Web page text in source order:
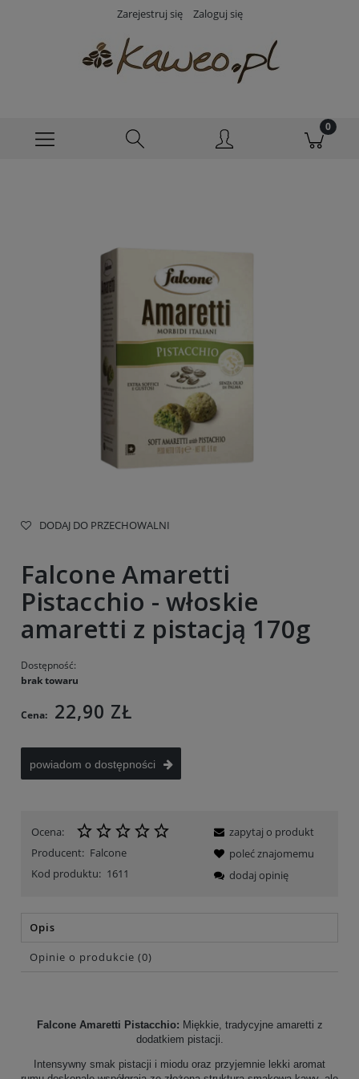
Zarejestruj się Zaloguj się
DODAJ DO PRZECHOWALNI
Falcone Amaretti
Pistacchio - włoskie
amaretti z pistacją 170g
Dostępność:
brak towaru
Cena: 22,90 ZŁ
powiadom o dostępności
Ocena:
Producent: Falcone
Kod produktu: 1611
zapytaj o produkt
poleć znajomemu
dodaj opinię
Opis
Opinie o produkcie (0)
Falcone Amaretti Pistacchio: Miękkie, tradycyjne amaretti z
dodatkiem pistacji.
Intensywny smak pistacji i miodu oraz przyjemnie lekki aromat